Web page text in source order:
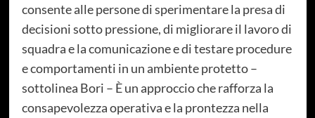
consente alle persone di sperimentare la presa di
decisioni sotto pressione, di migliorare il lavoro di
squadra e la comunicazione e di testare procedure
e comportamenti in un ambiente protetto –
sottolinea Bori – È un approccio che rafforza la
consapevolezza operativa e la prontezza nella